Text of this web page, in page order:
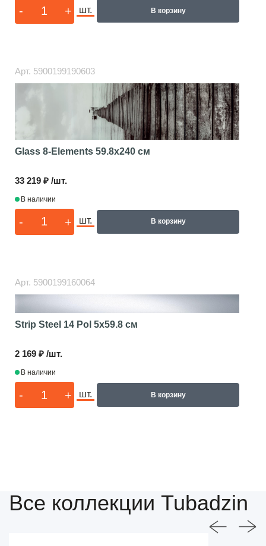
- + шт. В корзину
Арт. 5900199190603
Glass 8-Elements 59.8x240 см
33 219 ₽ /шт.
В наличии
- + шт. В корзину
Арт. 5900199160064
Strip Steel 14 Pol 5x59.8 см
2 169 ₽ /шт.
В наличии
- + шт. В корзину
Все коллекции Tubadzin